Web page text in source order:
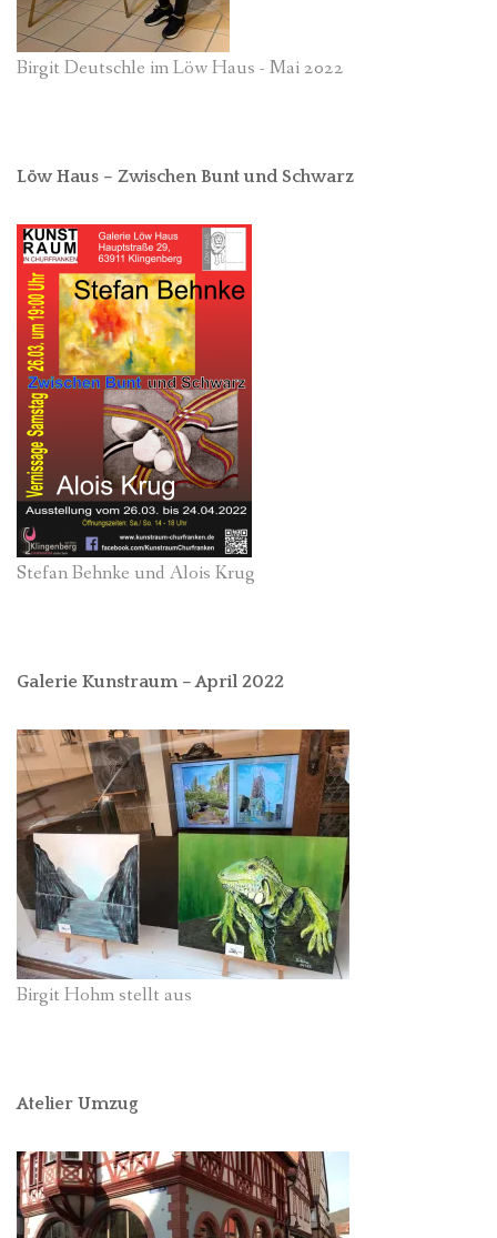
Birgit Deutschle im Löw Haus - Mai 2022
Löw Haus – Zwischen Bunt und Schwarz
Stefan Behnke und Alois Krug
Galerie Kunstraum – April 2022
Birgit Hohm stellt aus
Atelier Umzug